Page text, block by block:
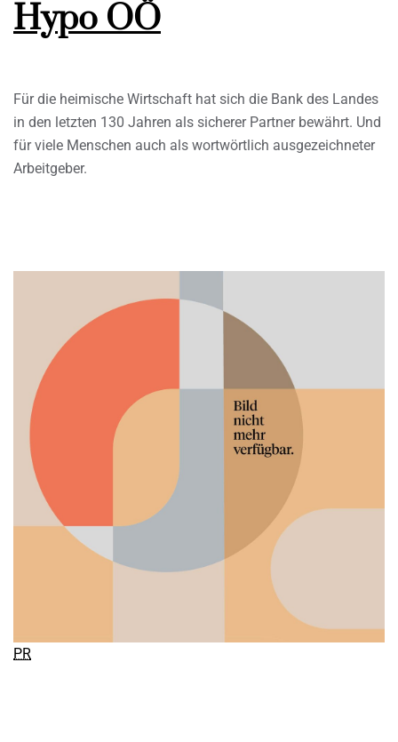
Hypo OÖ
Für die heimische Wirtschaft hat sich die Bank des Landes
in den letzten 130 Jahren als sicherer Partner bewährt. Und
für viele Menschen auch als wortwörtlich ausgezeichneter
Arbeitgeber.
PR